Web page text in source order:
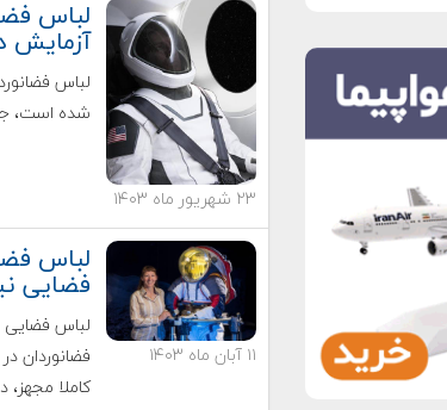
۲۳ شهریور ماه ۱۴۰۳
آزمایش
شده است،
۱۱ آبان ماه ۱۴۰۳
لباس
فضایی
فضانوردان
کاملا